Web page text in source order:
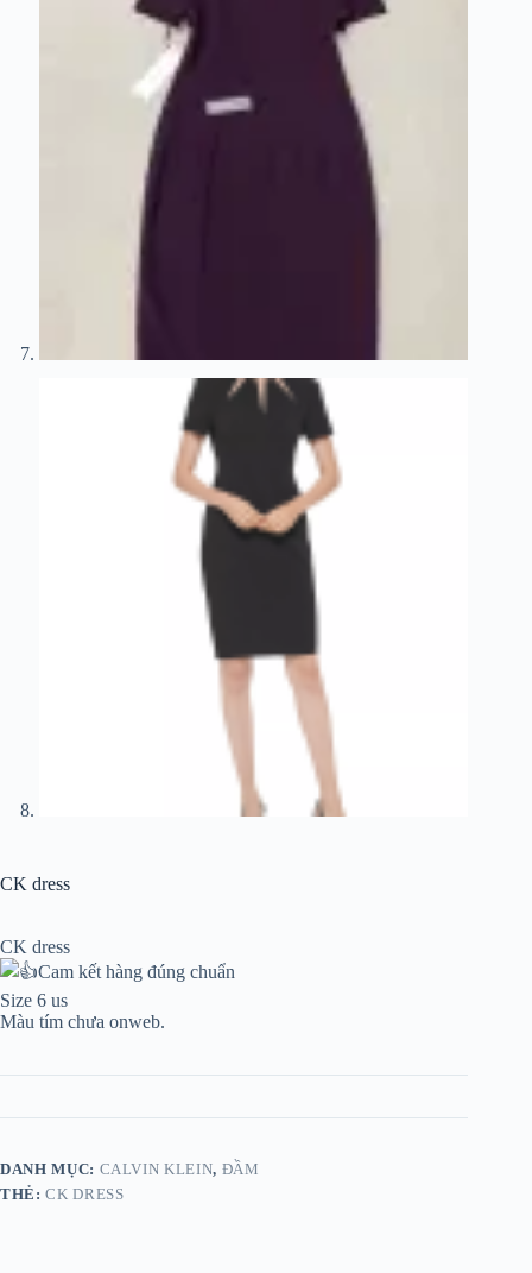
CK dress
CK dress
Cam kết hàng đúng chuẩn
Size 6 us
Màu tím chưa onweb.
DANH MỤC: CALVIN KLEIN, ĐẦM
THẺ:CK DRESS